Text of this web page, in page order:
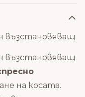
възстановяващ
възстановяващ
на косата.